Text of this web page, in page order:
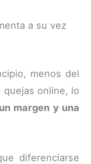
a su vez
menos del
quejas online, lo
margen y una
diferenciarse